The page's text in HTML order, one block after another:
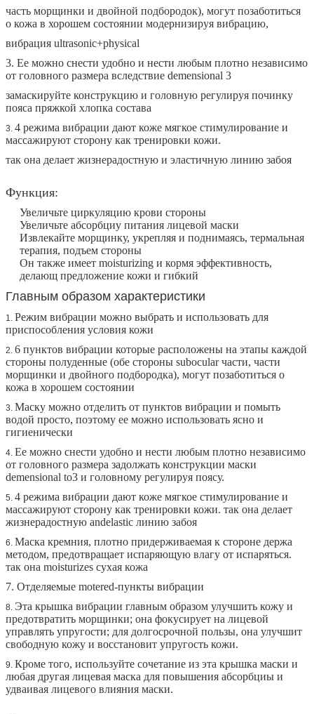
часть морщинки и двойной подбородок), могут позаботиться
о кожа в хорошем состоянии модернизируя вибрацию,
вибрация ultrasonic+physical
3. Ее можно снести удобно и нести любым плотно независимо
от головного размера вследствие demensional 3
замаскируйте конструкцию и головную регулируя починку
пояса пряжкой хлопка состава
3. 4 режима вибрации дают коже мягкое стимулирование и
массажируют сторону как тренировки кожи.
так она делает жизнерадостную и эластичную линию забоя
Функция:
Увеличьте циркуляцию крови стороны
Увеличьте абсорбциу питания лицевой маски
Извлекайте морщинку, укрепляя и поднимаясь, термальная
терапия, подъем стороны
Он также имеет moisturizing и кормя эффективность,
делающ предложение кожи и гибкий
Главным образом характеристики
1. Режим вибрации можно выбрать и использовать для
приспособления условия кожи
2. 6 пунктов вибрации которые расположены на этапы каждой
стороны полуденные (обе стороны subocular части, части
морщинки и двойного подбородка), могут позаботиться о
кожа в хорошем состоянии
3. Маску можно отделить от пунктов вибрации и помыть
водой просто, поэтому ее можно использовать ясно и
гигиенически
4. Ее можно снести удобно и нести любым плотно независимо
от головного размера задолжать конструкции маски
demensional to3 и головному регулируя поясу.
5. 4 режима вибрации дают коже мягкое стимулирование и
массажируют сторону как тренировки кожи. так она делает
жизнерадостную andelastic линию забоя
6. Маска кремния, плотно придерживаемая к стороне держа
методом, предотвращает испаряющую влагу от испаряться.
так она moisturizes сухая кожа
7. Отделяемые motered-пункты вибрации
8. Эта крышка вибрации главным образом улучшить кожу и
предотвратить морщинки; она фокусирует на лицевой
управлять упругости; для долгосрочной пользы, она улучшит
свободную кожу и восстановит упругость кожи.
9. Кроме того, используйте сочетание из эта крышка маски и
любая другая лицевая маска для повышения абсорбциы и
удваивая лицевого влияния маски.